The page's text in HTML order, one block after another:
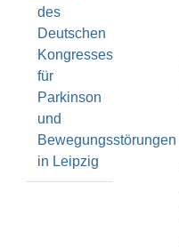
des
Deutschen
Kongresses
für
Parkinson
und
Bewegungsstörungen
in Leipzig